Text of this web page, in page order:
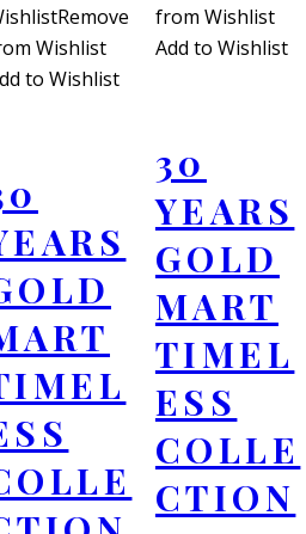
Remove
Wishlist
to Wishlist
from Wishlist
Add to Wishlist
30
YEARS
GOLD
MART
TIMEL
ESS
COLLE
CTION